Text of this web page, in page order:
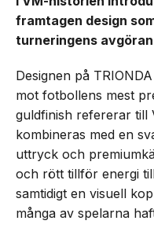
framtagen design
turneringens
Designen på
mot fotbollens mest
guldfinish refererar till
kombineras med en
uttryck och
och rött tillför energi
samtidigt en visuell
många av spelarna